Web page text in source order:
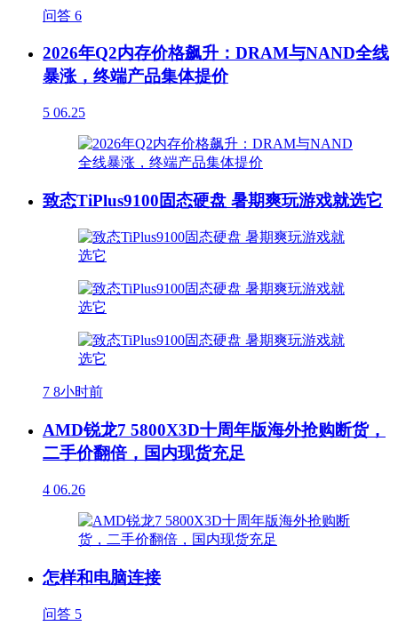
问答 6
2026年Q2内存价格飙升：DRAM与NAND全线
暴涨，终端产品集体提价
5 06.25
致态TiPlus9100固态硬盘 暑期爽玩游戏就选它
7 8小时前
AMD锐龙7 5800X3D十周年版海外抢购断货，
二手价翻倍，国内现货充足
4 06.26
怎样和电脑连接
问答 5